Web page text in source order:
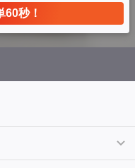
60秒！